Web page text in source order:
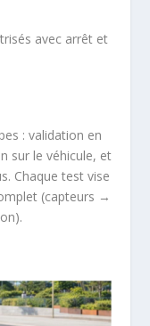
avec arrêt et
: validation en
sur le véhicule, et
Chaque test vise
(capteurs →